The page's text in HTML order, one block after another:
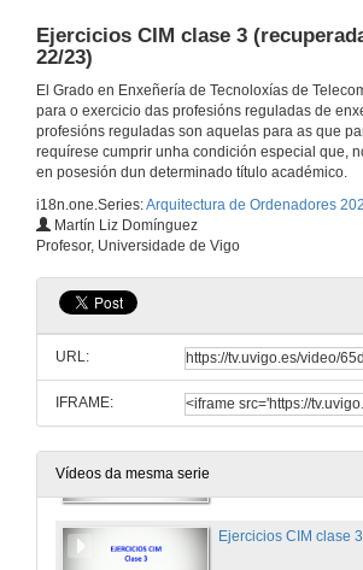
Ejercicios CIM clase 3
22/23)
El Grado en Enxeñería de Tecnoloxías de
para o exercicio das profesións reguladas de
profesións reguladas son aquelas para as que
requírese cumprir unha condición especial que,
en posesión dun determinado título académico.
i18n.one.Series:Arquitectura de Ordenadores
Martín Liz Domínguez
Profesor, Universidade de Vigo
URL:
IFRAME:
Vídeos da mesma serie
1 de feb. de 2024
5 de feb. de 2024
7 de feb. de 2024
ARM Subprogramas
21 de feb. de 2024